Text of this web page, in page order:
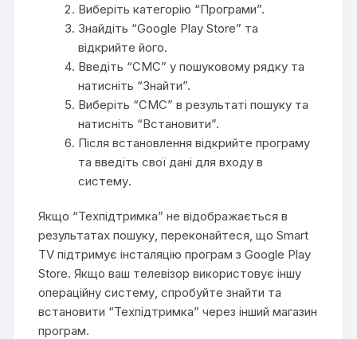
Виберіть категорію “Програми”.
Знайдіть “Google Play Store” та
відкрийте його.
Введіть “CMC” у пошуковому рядку та
натисніть “Знайти”.
Виберіть “CMC” в результаті пошуку та
натисніть “Встановити”.
Після встановлення відкрийте програму
та введіть свої дані для входу в
систему.
Якщо “Техпідтримка” не відображається в
результатах пошуку, переконайтеся, що Smart
TV підтримує інсталяцію програм з Google Play
Store. Якщо ваш телевізор використовує іншу
операційну систему, спробуйте знайти та
встановити “Техпідтримка” через інший магазин
програм.